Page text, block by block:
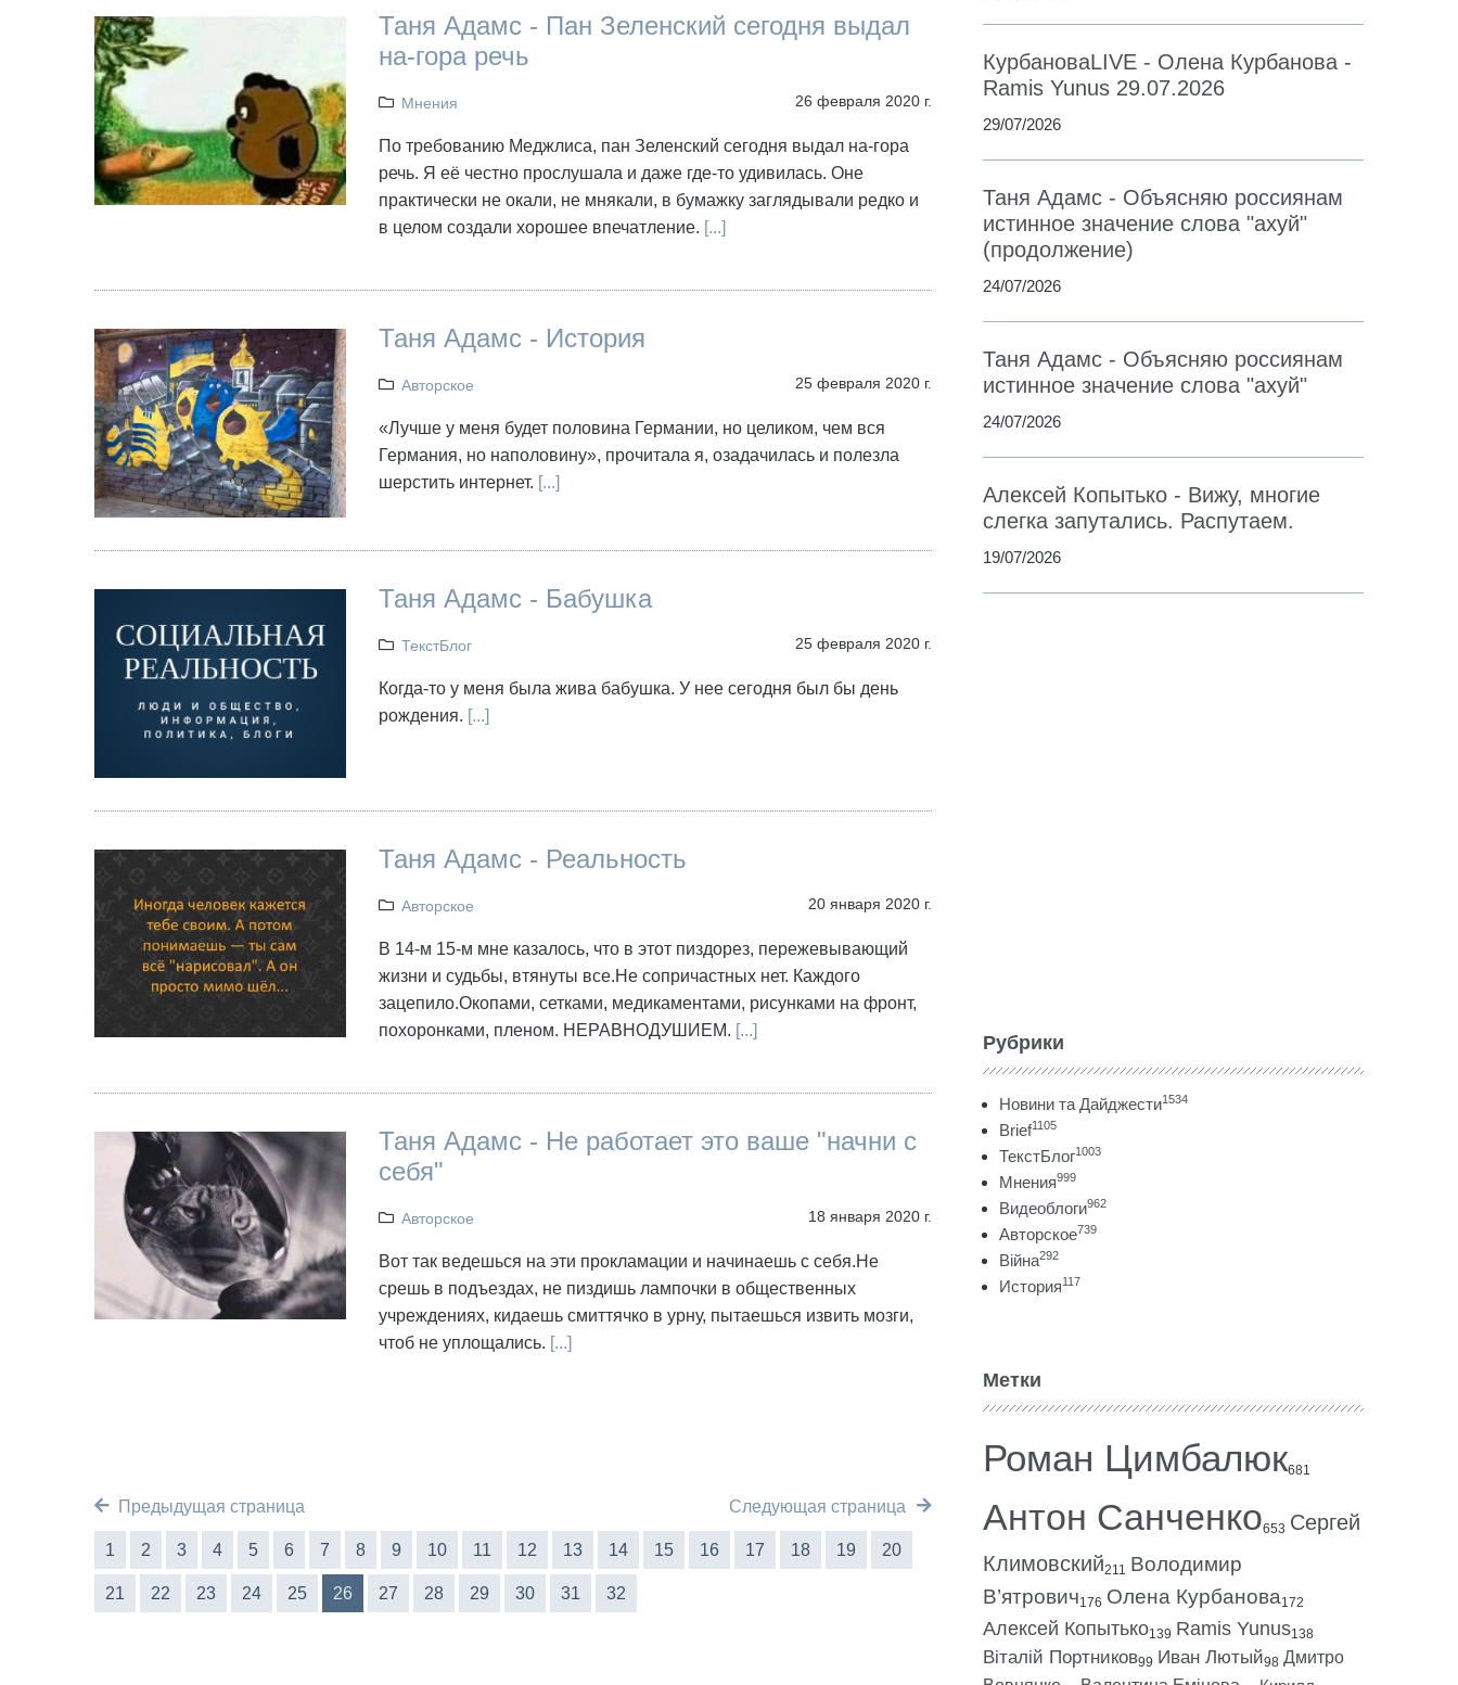
Таня Адамс - Пан Зеленский сегодня выдал
на-гора речь
Мнения 26 февраля 2020 г.
По требованию Меджлиса, пан Зеленский сегодня выдал на-гора
речь. Я её честно прослушала и даже где-то удивилась. Оне
практически не окали, не мнякали, в бумажку заглядывали редко и
в целом создали хорошее впечатление. [...]
Таня Адамс - История
Авторское 25 февраля 2020 г.
«Лучше у меня будет половина Германии, но целиком, чем вся
Германия, но наполовину», прочитала я, озадачилась и полезла
шерстить интернет. [...]
Таня Адамс - Бабушка
ТекстБлог 25 февраля 2020 г.
Когда-то у меня была жива бабушка. У нее сегодня был бы день
рождения. [...]
Таня Адамс - Реальность
Авторское 20 января 2020 г.
В 14-м 15-м мне казалось, что в этот пиздорез, пережевывающий
жизни и судьбы, втянуты все.Не сопричастных нет. Каждого
зацепило.Окопами, сетками, медикаментами, рисунками на фронт,
похоронками, пленом. НЕРАВНОДУШИЕМ. [...]
Таня Адамс - Не работает это ваше "начни с
себя"
Авторское 18 января 2020 г.
Вот так ведешься на эти прокламации и начинаешь с себя.Не
срешь в подъездах, не пиздишь лампочки в общественных
учреждениях, кидаешь смиттячко в урну, пытаешься извить мозги,
чтоб не уплощались. [...]
Предыдущая страница Следующая страница
1 2 3 4 5 6 7 8 9 10 11 12 13 14 15 16 17 18 19 20
21 22 23 24 25 26 27 28 29 30 31 32
КурбановаLIVE - Олена Курбанова -
Ramis Yunus 29.07.2026
29/07/2026
Таня Адамс - Объясняю россиянам
истинное значение слова "ахуй"
(продолжение)
24/07/2026
Таня Адамс - Объясняю россиянам
истинное значение слова "ахуй"
24/07/2026
Алексей Копытько - Вижу, многие
слегка запутались. Распутаем.
19/07/2026
Рубрики
Новини та Дайджести1534
Brief1105
ТекстБлог1003
Мнения999
Видеоблоги962
Авторское739
Війна292
История117
Метки
Роман Цимбалюк681
Антон Санченко653 Сергей
Климовский211 Володимир
В’ятрович176 Олена Курбанова172
Алексей Копытько139 Ramis Yunus138
Віталій Портников99 Иван Лютый98 Дмитро